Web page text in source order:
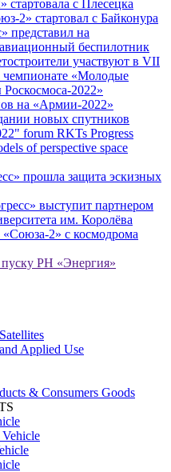
стартовала с Плесецка
2» стартовал с Байконура
представил на
беспилотник
участвуют в VII
чемпионате «Молодые
2022»
на «Армии-2022»
новых спутников
forum RKTs Progress
of perspective space
прошла защита эскизных
выступит партнером
им. Королёва
«Союза-2» с космодрома
РН «Энергия»
Applied Use
& Consumers Goods